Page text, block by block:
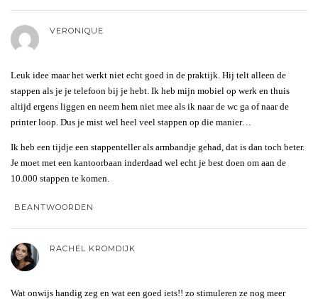
VERONIQUE
Leuk idee maar het werkt niet echt goed in de praktijk. Hij telt alleen de
stappen als je je telefoon bij je hebt. Ik heb mijn mobiel op werk en thuis
altijd ergens liggen en neem hem niet mee als ik naar de wc ga of naar de
printer loop. Dus je mist wel heel veel stappen op die manier…
Ik heb een tijdje een stappenteller als armbandje gehad, dat is dan toch beter.
Je moet met een kantoorbaan inderdaad wel echt je best doen om aan de
10.000 stappen te komen.
BEANTWOORDEN
RACHEL KROMDIJK
Wat onwijs handig zeg en wat een goed iets!! zo stimuleren ze nog meer